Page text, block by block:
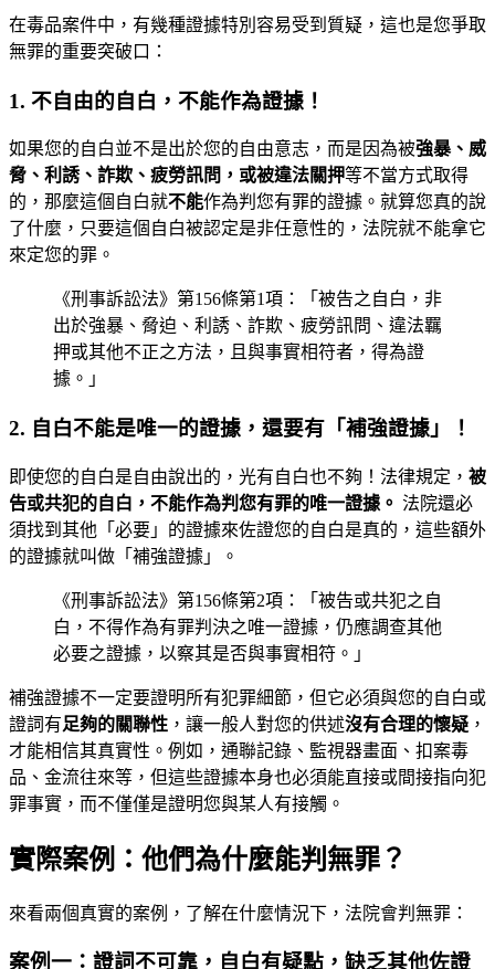
在毒品案件中，有幾種證據特別容易受到質疑，這也是您爭取
無罪的重要突破口：
1. 不自由的自白，不能作為證據！
如果您的自白並不是出於您的自由意志，而是因為被強暴、威
脅、利誘、詐欺、疲勞訊問，或被違法關押等不當方式取得
的，那麼這個自白就不能作為判您有罪的證據。就算您真的說
了什麼，只要這個自白被認定是非任意性的，法院就不能拿它
來定您的罪。
《刑事訴訟法》第156條第1項：「被告之自白，非
出於強暴、脅迫、利誘、詐欺、疲勞訊問、違法羈
押或其他不正之方法，且與事實相符者，得為證
據。」
2. 自白不能是唯一的證據，還要有「補強證據」！
即使您的自白是自由說出的，光有自白也不夠！法律規定， 被
告或共犯的自白，不能作為判您有罪的唯一證據。 法院還必
須找到其他「必要」的證據來佐證您的自白是真的，這些額外
的證據就叫做「補強證據」。
《刑事訴訟法》第156條第2項：「被告或共犯之自
白，不得作為有罪判決之唯一證據，仍應調查其他
必要之證據，以察其是否與事實相符。」
補強證據不一定要證明所有犯罪細節，但它必須與您的自白或
證詞有足夠的關聯性 ，讓一般人對您的供述沒有合理的懷疑 ，
才能相信其真實性。例如，通聯記錄、監視器畫面、扣案毒
品、金流往來等，但這些證據本身也必須能直接或間接指向犯
罪事實，而不僅僅是證明您與某人有接觸。
實際案例：他們為什麼能判無罪？
來看兩個真實的案例，了解在什麼情況下，法院會判無罪：
案例一：證詞不可靠，自白有疑點，缺乏其他佐證